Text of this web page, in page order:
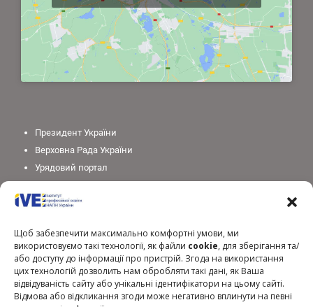
Щоб забезпечити максимально комфортні умови, ми
використовуємо такі технології, як файли cookie, для зберігання та/
або доступу до інформації про пристрій. Згода на використання
цих технологій дозволить нам обробляти такі дані, як Ваша
відвідуваність сайту або унікальні ідентифікатори на цьому сайті.
Відмова або відкликання згоди може негативно вплинути на певні
Президент України
Верховна Рада України
Урядовий портал
Міністерство освіти і науки України